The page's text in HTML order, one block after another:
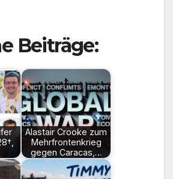
Beiträge:
Alastair Crooke zum
Mehrfrontenkrieg
gegen Caracas,…